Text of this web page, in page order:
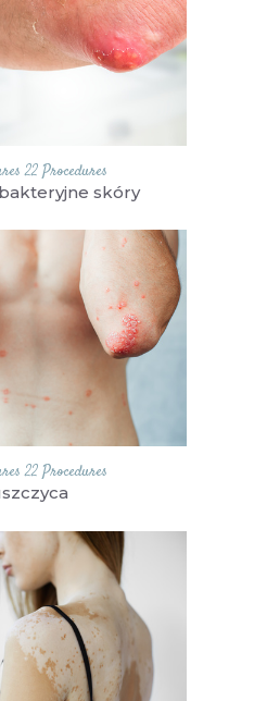
22 Procedures
skóry
22 Procedures